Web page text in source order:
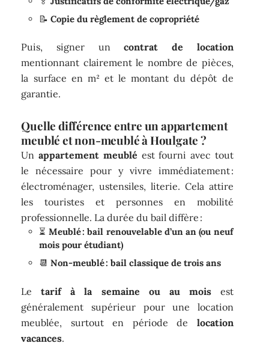
📝Copie du règlement de copropriété
Puis, signer uncontrat de location
mentionnant clairement le nombre de pièces,
la surface en m² et le montant du dépôt de
garantie.
Quelle différence entre un appartement
meublé et non-meublé à Houlgate ?
Unappartement meublé est fourni avec tout
le nécessaire pour y vivre immédiatement :
électroménager, ustensiles, literie. Cela attire
les touristes et personnes en mobilité
professionnelle. La durée du bail diffère :
⏳ Meublé : bail renouvelable d’un an (ou neuf
mois pour étudiant)
📆Non-meublé : bail classique de trois ans
Letarif à la semaine ou au moisest
généralement supérieur pour une location
meublée, surtout en période de location
vacances.